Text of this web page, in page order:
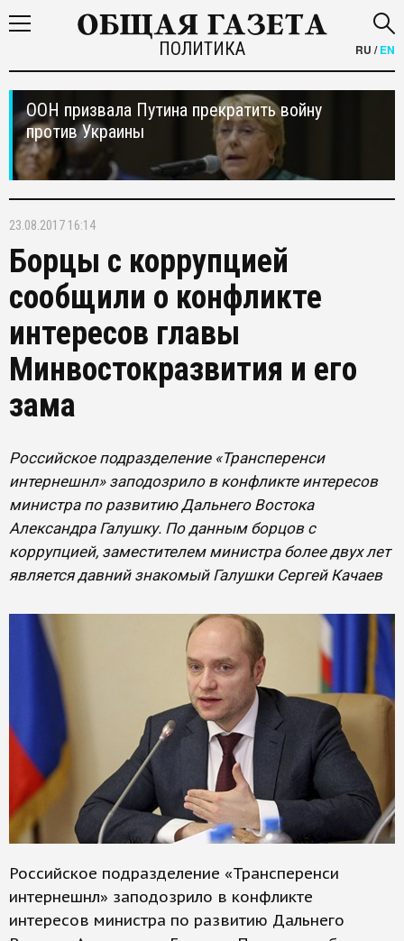
ПОЛИТИКА RU /EN
ООН призвала Путина прекратить войну
против Украины
23.08.2017 16:14
Борцы с коррупцией
сообщили о конфликте
интересов главы
Минвостокразвития и его
зама
Российское подразделение «Трансперенси
интернешнл» заподозрило в конфликте интересов
министра по развитию Дальнего Востока
Александра Галушку. По данным борцов с
коррупцией, заместителем министра более двух лет
является давний знакомый Галушки Сергей Качаев
Российское подразделение «Трансперенси
интернешнл» заподозрило в конфликте
интересов министра по развитию Дальнего